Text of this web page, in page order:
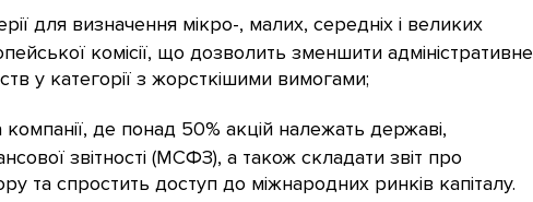
для визначення мікро-, малих, середніх і великих
комісії, що дозволить зменшити адміністративне
у категорії з жорсткішими вимогами;
де понад 50% акцій належать державі,
звітності (МСФЗ), а також складати звіт про
та спростить доступ до міжнародних ринків капіталу.